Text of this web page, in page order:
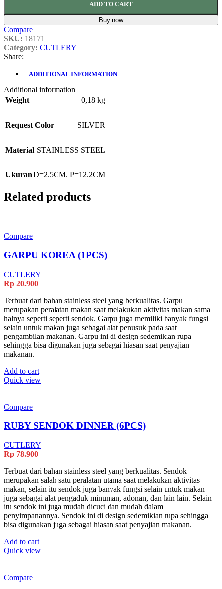
ADD TO CART
Buy now
Compare
SKU: 18171
Category: CUTLERY
Share:
ADDITIONAL INFORMATION
Additional information
Weight
0,18 kg
Request Color SILVER
Material STAINLESS STEEL
UkuranD=2.5CM. P=12.2CM
Related products
Compare
GARPU KOREA (1PCS)
CUTLERY
Rp 20.900
Terbuat dari bahan stainless steel yang berkualitas. Garpu
merupakan peralatan makan saat melakukan aktivitas makan sama
halnya seperti seperti sendok. Garpu juga memiliki banyak fungsi
selain untuk makan juga sebagai alat penusuk pada saat
pengambilan makanan. Garpu ini di design sedemikian rupa
sehingga bisa digunakan juga sebagai hiasan saat penyajian
makanan.
Add to cart
Quick view
Compare
RUBY SENDOK DINNER (6PCS)
CUTLERY
Rp 78.900
Terbuat dari bahan stainless steel yang berkualitas. Sendok
merupakan salah satu peralatan utama saat melakukan aktivitas
makan, selain itu sendok juga banyak fungsi selain untuk makan
juga sebagai alat pengaduk minuman, adonan, dan lain lain. Selain
itu sendok ini juga mudah dicuci dan mudah dalam
penyimpanannya. Sendok ini di design sedemikian rupa sehingga
bisa digunakan juga sebagai hiasan saat penyajian makanan.
Add to cart
Quick view
Compare